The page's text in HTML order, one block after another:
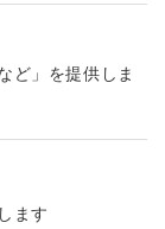
ど」を提供しま
ます